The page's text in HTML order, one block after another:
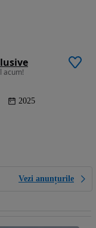
acum!
2025
Vezi anunțurile